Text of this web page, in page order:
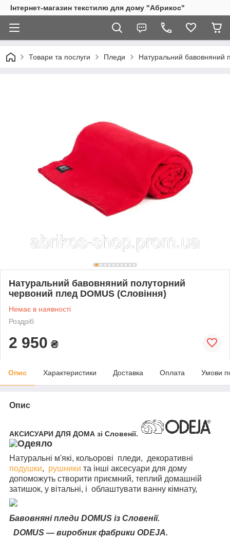
Інтернет-магазин текстилю для дому "Абрикос"
Товари та послуги Пледи Натуральний бавовняний
Натуральний бавовняний полуторний
червоний плед DOMUS (Словіння)
Немає в наявності
Роздріб
2 950 ₴
Опис Характеристики Доставка Оплата Умови
Опис
АКСИСУАРИ ДЛЯ ДОМА зі Словенії.
Натуральні м'які, кольорові пледи, декоративні
подушки, рушники та інші аксесуари для дому
допоможуть створити приємний, теплий домашній
затишок, у вітальні, і облаштувати ванну кімнату,
Бавовняні пледи DOMUS із Словенії.
DOMUS — виробник фабрики ODEJA.